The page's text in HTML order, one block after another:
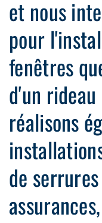
et nous
pour
fenêtres
d'un
réalisons
de